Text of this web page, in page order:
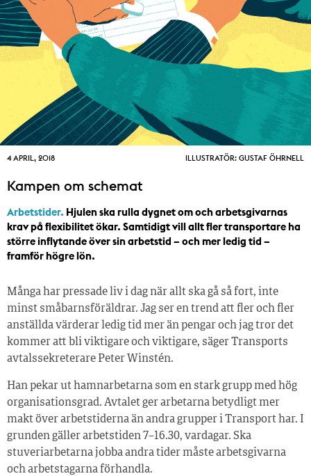
4 APRIL, 2018 ILLUSTRATÖR: GUSTAF ÖHRNELL
Kampen om schemat
Arbetstider. Hjulen ska rulla dygnet om och arbetsgivarnas
krav på flexibilitet ökar. Samtidigt vill allt fler transportare ha
större inflytande över sin arbetstid – och mer ledig tid –
framför högre lön.
Många har pressade liv i dag när allt ska gå så fort, inte
minst småbarnsföräldrar. Jag ser en trend att fler och fler
anställda värderar ledig tid mer än pengar och jag tror det
kommer att bli viktigare och viktigare, säger Transports
avtalssekreterare Peter Winstén.
Han pekar ut hamnarbetarna som en stark grupp med hög
organisationsgrad. Avtalet ger arbetarna betydligt mer
makt över arbetstiderna än andra grupper i Transport har. I
grunden gäller arbetstiden 7–16.30, vardagar. Ska
stuveriarbetarna jobba andra tider måste arbetsgivarna
och arbetstagarna förhandla.